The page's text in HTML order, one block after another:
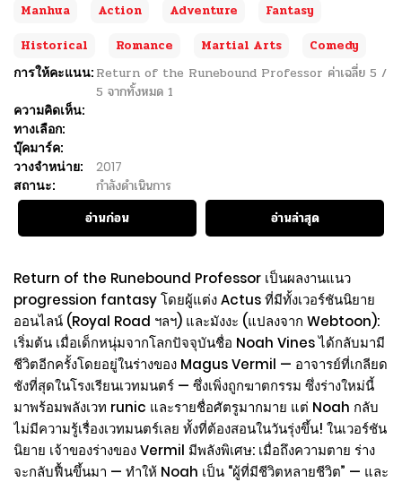
Manhua Action Adventure
Fantasy
Historical
Romance Martial Arts
Comedy
การให้คะแนน: Return of the Runebound Professor ค่าเฉลี่ย 5 /
5 จากทั้งหมด 1
ความคิดเห็น:
ทางเลือก:
บุ๊คมาร์ค:
วางจำหน่าย:
2017
สถานะ:
กำลังดำเนินการ
อ่านก่อน
อ่านล่าสุด
Return of the Runebound Professor เป็นผลงานแนว
progression fantasy โดยผู้แต่ง Actus ที่มีทั้งเวอร์ชันนิยาย
ออนไลน์ (Royal Road ฯลฯ) และมังงะ (แปลงจาก Webtoon):
เริ่มต้น เมื่อเด็กหนุ่มจากโลกปัจจุบันชื่อ Noah Vines ได้กลับมามี
ชีวิตอีกครั้งโดยอยู่ในร่างของ Magus Vermil — อาจารย์ที่เกลียด
ชังที่สุดในโรงเรียนเวทมนตร์ — ซึ่งเพิ่งถูกฆาตกรรม ซึ่งร่างใหม่นี้
มาพร้อมพลังเวท runic และรายชื่อศัตรูมากมาย แต่ Noah กลับ
ไม่มีความรู้เรื่องเวทมนตร์เลย ทั้งที่ต้องสอนในวันรุ่งขึ้น! ในเวอร์ชัน
นิยาย เจ้าของร่างของ Vermil มีพลังพิเศษ: เมื่อถึงความตาย ร่าง
จะกลับฟื้นขึ้นมา — ทำให้ Noah เป็น “ผู้ที่มีชีวิตหลายชีวิต” — และ